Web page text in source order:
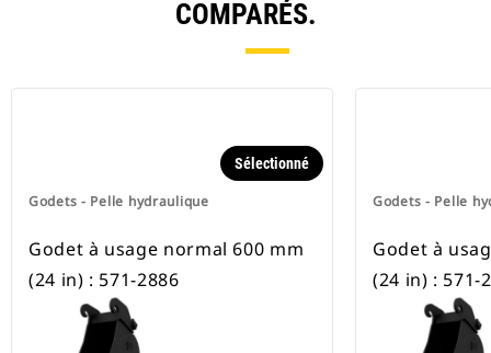
COMPARÉS.
Godets - Pelle hydraulique
Sélectionné
Godet à usage normal 600 mm
(24 in) : 571-2886
Godets - Pelle
Godet à
(24 in) : 571-